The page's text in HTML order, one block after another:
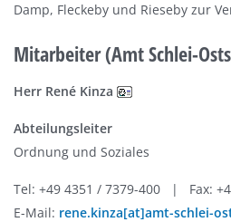
Damp, Fleckeby und Rieseby zur
Mitarbeiter (Amt Schlei-
Herr René Kinza
Abteilungsleiter
Ordnung und Soziales
Tel: +49 4351 / 7379-400 | Fax:
E-Mail: rene.kinza[at]amt-schlei-